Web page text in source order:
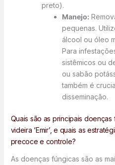
preto).
Manejo:
pequenas.
álcool ou óleo
Para
sistêmicos ou
ou sabão
também é
disseminação.
Quais são as principais
videira ‘Emir’, e quais as
precoce e controle?
As doenças fúngicas são as